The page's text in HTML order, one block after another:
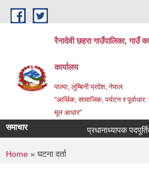
Skip to main content
रैनादेवी छहरा गाउँपालिका, गाउँ
कार्यालय
पाल्पा, लुम्बिनी प्रदेश, नेपाल
"आर्थिक, सामाजिक, पर्यटन र
मूल आधार"
समाचार प्रधानाध्यापक पदपूर्तिका
You are here
Home » घटना दर्ता